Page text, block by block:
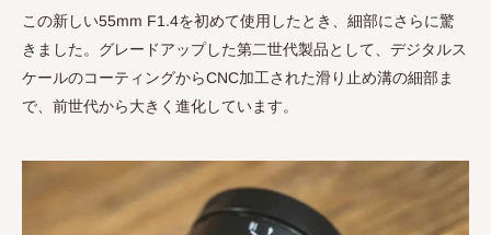
この新しい55mm F1.4を初めて使用したとき、細部にさらに驚
きました。グレードアップした第二世代製品として、デジタルス
ケールのコーティングからCNC加工された滑り止め溝の細部ま
で、前世代から大きく進化しています。